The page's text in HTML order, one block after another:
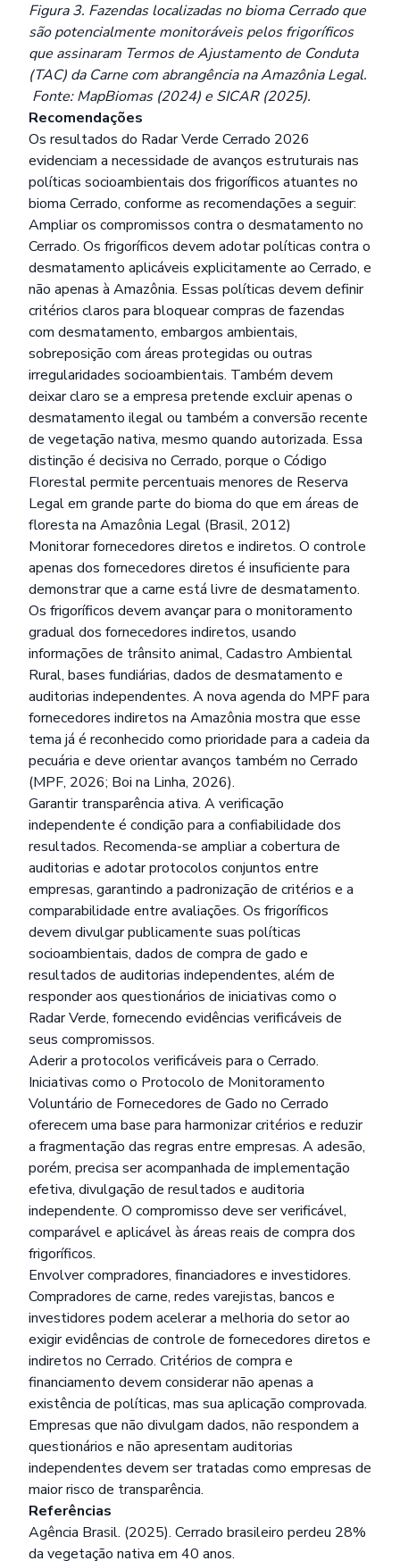
Figura 3. Fazendas localizadas no bioma Cerrado que
são potencialmente monitoráveis pelos frigoríficos
que assinaram Termos de Ajustamento de Conduta
(TAC) da Carne com abrangência na Amazônia Legal.
Fonte: MapBiomas (2024) e SICAR (2025).
Recomendações
Os resultados do Radar Verde Cerrado 2026
evidenciam a necessidade de avanços estruturais nas
políticas socioambientais dos frigoríficos atuantes no
bioma Cerrado, conforme as recomendações a seguir:
Ampliar os compromissos contra o desmatamento no
Cerrado. Os frigoríficos devem adotar políticas contra o
desmatamento aplicáveis explicitamente ao Cerrado, e
não apenas à Amazônia. Essas políticas devem definir
critérios claros para bloquear compras de fazendas
com desmatamento, embargos ambientais,
sobreposição com áreas protegidas ou outras
irregularidades socioambientais. Também devem
deixar claro se a empresa pretende excluir apenas o
desmatamento ilegal ou também a conversão recente
de vegetação nativa, mesmo quando autorizada. Essa
distinção é decisiva no Cerrado, porque o Código
Florestal permite percentuais menores de Reserva
Legal em grande parte do bioma do que em áreas de
floresta na Amazônia Legal (Brasil, 2012)
Monitorar fornecedores diretos e indiretos. O controle
apenas dos fornecedores diretos é insuficiente para
demonstrar que a carne está livre de desmatamento.
Os frigoríficos devem avançar para o monitoramento
gradual dos fornecedores indiretos, usando
informações de trânsito animal, Cadastro Ambiental
Rural, bases fundiárias, dados de desmatamento e
auditorias independentes. A nova agenda do MPF para
fornecedores indiretos na Amazônia mostra que esse
tema já é reconhecido como prioridade para a cadeia da
pecuária e deve orientar avanços também no Cerrado
(MPF, 2026; Boi na Linha, 2026).
Garantir transparência ativa. A verificação
independente é condição para a confiabilidade dos
resultados. Recomenda-se ampliar a cobertura de
auditorias e adotar protocolos conjuntos entre
empresas, garantindo a padronização de critérios e a
comparabilidade entre avaliações. Os frigoríficos
devem divulgar publicamente suas políticas
socioambientais, dados de compra de gado e
resultados de auditorias independentes, além de
responder aos questionários de iniciativas como o
Radar Verde, fornecendo evidências verificáveis de
seus compromissos.
Aderir a protocolos verificáveis para o Cerrado.
Iniciativas como o Protocolo de Monitoramento
Voluntário de Fornecedores de Gado no Cerrado
oferecem uma base para harmonizar critérios e reduzir
a fragmentação das regras entre empresas. A adesão,
porém, precisa ser acompanhada de implementação
efetiva, divulgação de resultados e auditoria
independente. O compromisso deve ser verificável,
comparável e aplicável às áreas reais de compra dos
frigoríficos.
Envolver compradores, financiadores e investidores.
Compradores de carne, redes varejistas, bancos e
investidores podem acelerar a melhoria do setor ao
exigir evidências de controle de fornecedores diretos e
indiretos no Cerrado. Critérios de compra e
financiamento devem considerar não apenas a
existência de políticas, mas sua aplicação comprovada.
Empresas que não divulgam dados, não respondem a
questionários e não apresentam auditorias
independentes devem ser tratadas como empresas de
maior risco de transparência.
Referências
Agência Brasil. (2025). Cerrado brasileiro perdeu 28%
da vegetação nativa em 40 anos.